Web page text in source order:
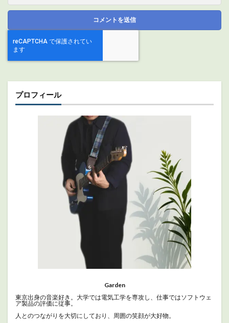
プロフィール
Garden
東京出身の音楽好き。大学では電気工学を専攻し、仕事ではソフトウェ
ア製品の評価に従事。
人とのつながりを大切にしており、周囲の笑顔が大好物。